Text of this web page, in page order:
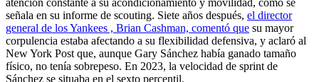
señala en su informe de scouting. Siete años después, el director
general de los Yankees , Brian Cashman, comentó que su mayor
corpulencia estaba afectando a su flexibilidad defensiva, y aclaró al
New York Post que, aunque Gary Sánchez había ganado tamaño
físico, no tenía sobrepeso. En 2023, la velocidad de sprint de
Sánchez se situaba en el sexto percentil.